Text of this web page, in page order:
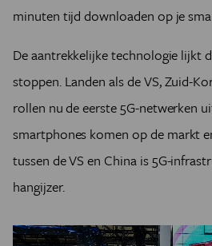
minuten tijd downloaden op je
De aantrekkelijke technologie lijkt
stoppen. Landen als de VS, Zuid-
rollen nu de eerste 5G-netwerken
smartphones komen op de markt
tussen de VS en China is 5G-
hangijzer.